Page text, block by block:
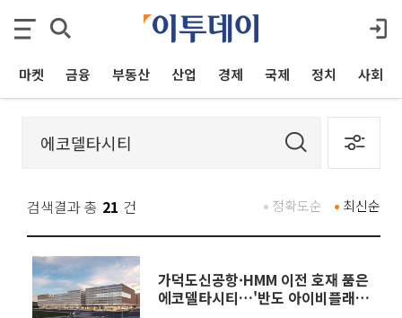
마켓 금융 부동산 산업 경제 국제 정치 사회
검색결과 총 21 건 최신순
정확도순
가덕도신공항·HMM 이전 호재 품은
에코델타시티…'반도 아이비플래